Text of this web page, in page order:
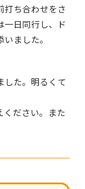
打ち合わせをさ
一日同行し、ド
ました。
した。明るくて
ください。また